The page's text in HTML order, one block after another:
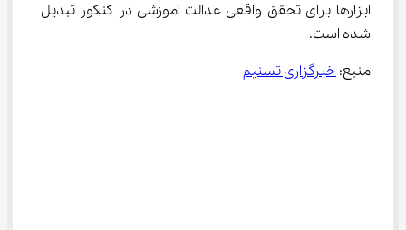
ابزارها برای تحقق واقعی عدالت آموزشی در کنکور تبدیل
شده است.
منبع: خبرگزاری تسنیم